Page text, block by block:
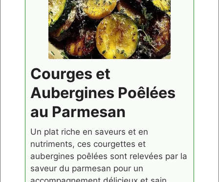
Courges et
Aubergines Poêlées
au Parmesan
Un plat riche en saveurs et en
nutriments, ces courgettes et
aubergines poêlées sont relevées par la
saveur du parmesan pour un